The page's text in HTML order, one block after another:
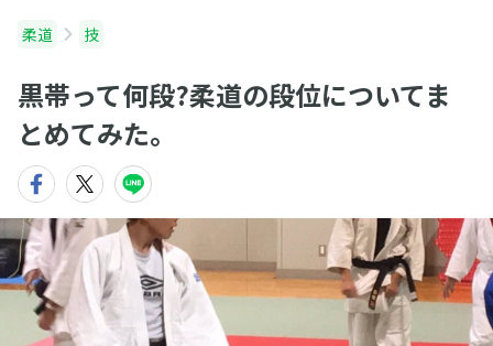
柔道 技
黒帯って何段?柔道の段位についてま
とめてみた。